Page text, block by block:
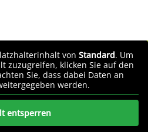
von Standard. Um
zuzugreifen, klicken Sie auf den
Sie, dass dabei Daten an
werden.
entsperren